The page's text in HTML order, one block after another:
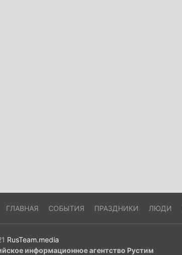
ГЛАВНАЯ СОБЫТИЯ ПРАЗДНИКИ ЛЮДИ
RusTeam.media
информационное агентство Рустим